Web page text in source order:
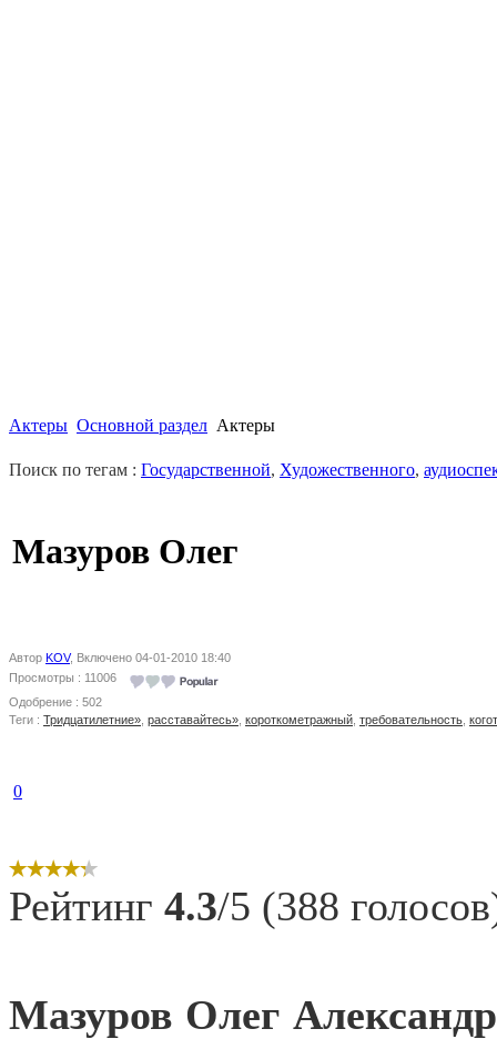
Актеры Основной раздел Актеры
Поиск по тегам : Государственной, Художественного,
Мазуров Олег
Автор KOV, Включено 04-01-2010 18:40
Просмотры : 11006
Одобрение : 502
Теги : Тридцатилетние» расставайтесь» короткометражный требовательность
0
Рейтинг 4.3/5 (388
Мазуров Олег